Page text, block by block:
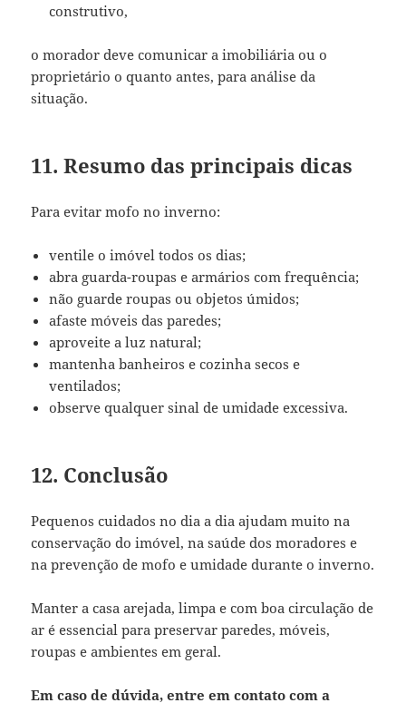
construtivo,
o morador deve comunicar a imobiliária ou o
proprietário o quanto antes, para análise da
situação.
11. Resumo das principais dicas
Para evitar mofo no inverno:
ventile o imóvel todos os dias;
abra guarda-roupas e armários com frequência;
não guarde roupas ou objetos úmidos;
afaste móveis das paredes;
aproveite a luz natural;
mantenha banheiros e cozinha secos e
ventilados;
observe qualquer sinal de umidade excessiva.
12. Conclusão
Pequenos cuidados no dia a dia ajudam muito na
conservação do imóvel, na saúde dos moradores e
na prevenção de mofo e umidade durante o inverno.
Manter a casa arejada, limpa e com boa circulação de
ar é essencial para preservar paredes, móveis,
roupas e ambientes em geral.
Em caso de dúvida, entre em contato com a